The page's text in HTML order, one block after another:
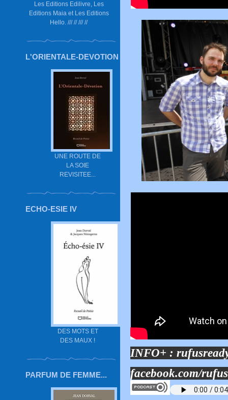
Les Editions Edilivre, Les
Editions Maia et Les Editions
Hello. /// // /// //
L'ORIENTALE-DEVOTION
UNE ROUTE DE
LA SOIE
REVISITEE...
ECHO-ESIE IV
DES MOTS ET
DES MAUX !
PARFUM DE FEMME...
INFO+ :
facebook.com/